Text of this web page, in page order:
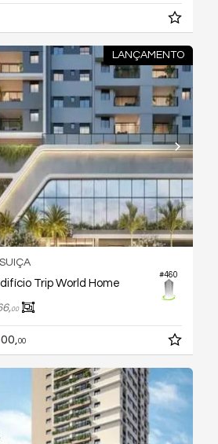
LANÇAMENTO
#460
Trip World Home
00
00